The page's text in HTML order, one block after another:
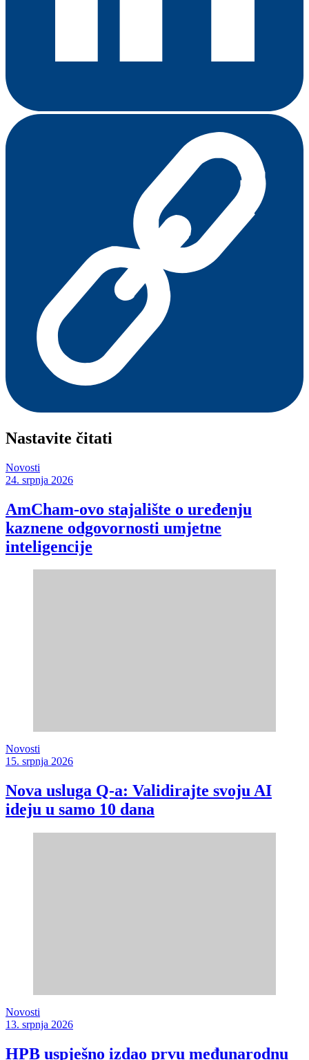
Nastavite čitati
Novosti
24. srpnja 2026
AmCham-ovo stajalište o uređenju
kaznene odgovornosti umjetne
inteligencije
Novosti
15. srpnja 2026
Nova usluga Q-a: Validirajte svoju AI
ideju u samo 10 dana
Novosti
13. srpnja 2026
HPB uspješno izdao prvu međunarodnu